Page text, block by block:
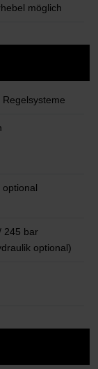
möglich
optional
245 bar
optional)